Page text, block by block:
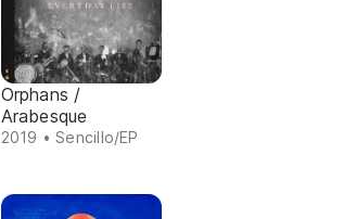
Orphans /
Arabesque
2019 • Sencillo/EP